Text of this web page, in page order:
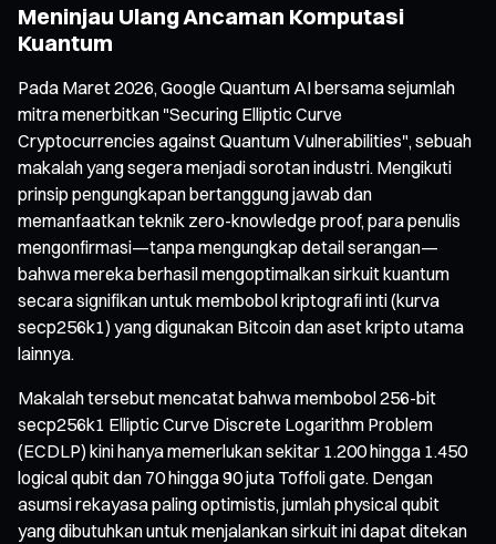
Meninjau Ulang Ancaman Komputasi
Kuantum
Pada Maret 2026, Google Quantum AI bersama sejumlah
mitra menerbitkan "Securing Elliptic Curve
Cryptocurrencies against Quantum Vulnerabilities", sebuah
makalah yang segera menjadi sorotan industri. Mengikuti
prinsip pengungkapan bertanggung jawab dan
memanfaatkan teknik zero-knowledge proof, para penulis
mengonfirmasi—tanpa mengungkap detail serangan—
bahwa mereka berhasil mengoptimalkan sirkuit kuantum
secara signifikan untuk membobol kriptografi inti (kurva
secp256k1) yang digunakan Bitcoin dan aset kripto utama
lainnya.
Makalah tersebut mencatat bahwa membobol 256-bit
secp256k1 Elliptic Curve Discrete Logarithm Problem
(ECDLP) kini hanya memerlukan sekitar 1.200 hingga 1.450
logical qubit dan 70 hingga 90 juta Toffoli gate. Dengan
asumsi rekayasa paling optimistis, jumlah physical qubit
yang dibutuhkan untuk menjalankan sirkuit ini dapat ditekan